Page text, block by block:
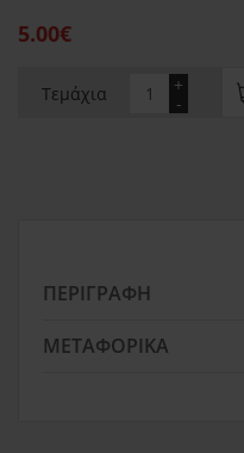
5.00€
Τεμάχια -
+
ΠΕΡΙΓΡΑΦΉ
ΜΕΤΑΦΟΡΙΚΆ